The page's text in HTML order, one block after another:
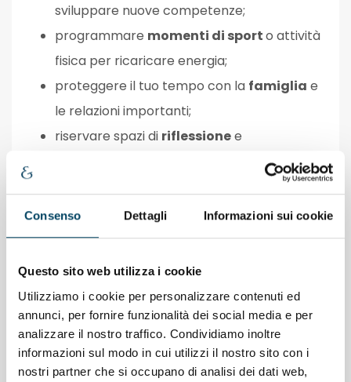
Consenso Dettagli Informazioni sui cookie
Questo sito web utilizza i cookie
Utilizziamo i cookie per personalizzare contenuti ed
annunci, per fornire funzionalità dei social media e per
analizzare il nostro traffico. Condividiamo inoltre
informazioni sul modo in cui utilizzi il nostro sito con i
nostri partner che si occupano di analisi dei dati web,
sviluppare nuove competenze;
programmare momenti di sporto attività
fisica per ricaricare energia;
proteggere il tuo tempo con la famiglia e
le relazioni importanti;
riservare spazi di riflessionee
Un imprenditore che si prende cura di sé
diventa più lucido nelle decisioni, più presente
per il team e più capace di affrontare le sfide di
lungo periodo.
Il linguaggio di un
leader proattivo